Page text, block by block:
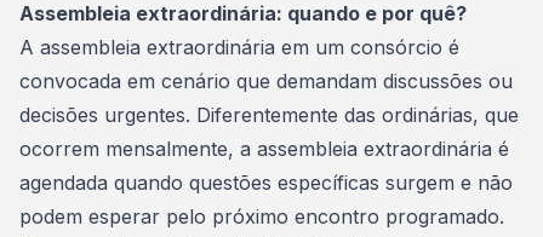
Assembleia extraordinária: quando e por quê?
A assembleia extraordinária em um consórcio é
convocada em cenário que demandam discussões ou
decisões urgentes. Diferentemente das ordinárias, que
ocorrem mensalmente, a assembleia extraordinária é
agendada quando questões específicas surgem e não
podem esperar pelo próximo encontro programado.